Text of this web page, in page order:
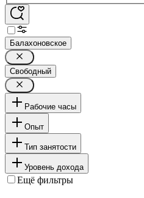
Балахоновское
Свободный
Рабочие часы
Опыт
Тип занятости
Уровень дохода
Ещё фильтры